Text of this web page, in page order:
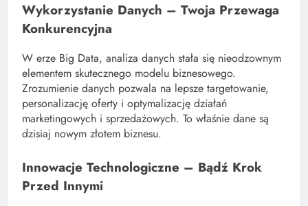
Wykorzystanie Danych – Twoja Przewaga
Konkurencyjna
W erze Big Data, analiza danych stała się nieodzownym
elementem skutecznego modelu biznesowego.
Zrozumienie danych pozwala na lepsze targetowanie,
personalizację oferty i optymalizację działań
marketingowych i sprzedażowych. To właśnie dane są
dzisiaj nowym złotem biznesu.
Innowacje Technologiczne – Bądź Krok
Przed Innymi